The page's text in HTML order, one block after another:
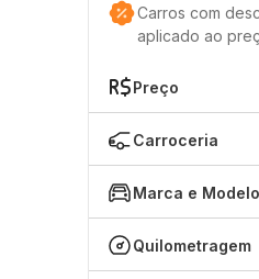
Carros com
aplicado ao
Preço
Carroceria
Marca e Modelo
Quilometragem